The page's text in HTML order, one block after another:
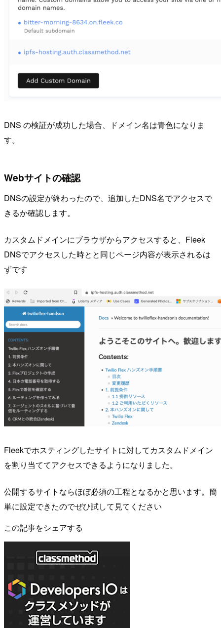
DNS の検証が成功した場合、ドメイン名は青色になりま
す。
Webサイトの確認
DNSの設定が終わったので、追加したDNS名でアクセスで
きるか確認します。
カスタムドメインにブラウザからアクセスすると、Fleek
DNSでアクセスした時とと同じページ内容が表示されるは
ずです
Fleekでホスティングしたサイトに対してカスタムドメイン
を割り当ててアクセスできるようになりました。
公開するサイトならほぼ必須の工程となるかと思います。簡
単に設定できたのでぜひ試して見てください
この記事をシェアする